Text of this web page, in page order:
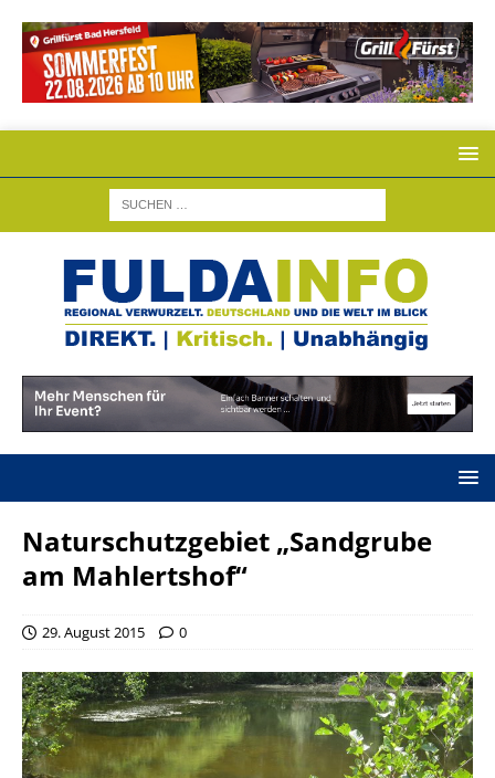
Naturschutzgebiet „Sandgrube
am Mahlertshof“
29. August 2015 0